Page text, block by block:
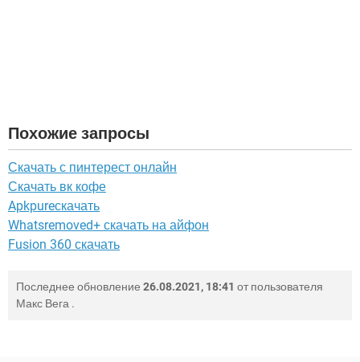
Похожие запросы
Скачать с пинтерест онлайн
Скачать вк кофе
Apkpureскачать
Whatsremoved+ скачать на айфон
Fusion 360 скачать
Последнее обновление 26.08.2021, 18:41 от пользователя
Макс Вега .